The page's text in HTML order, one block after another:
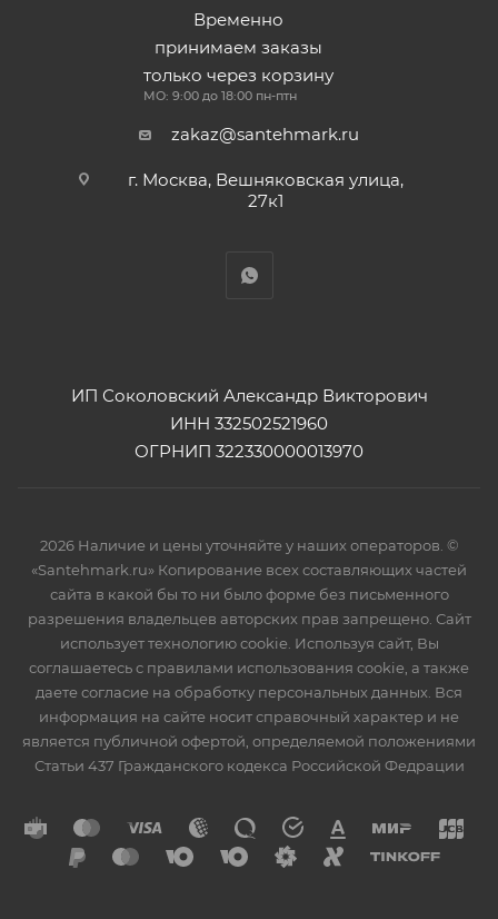
Временно
принимаем заказы
только через корзину
МО: 9:00 до 18:00 пн-птн
zakaz@santehmark.ru
г. Москва, Вешняковская улица,
27к1
ИП Соколовский Александр Викторович
ИНН 332502521960
ОГРНИП 322330000013970
2026 Наличие и цены уточняйте у наших операторов. ©
«Santehmark.ru» Копирование всех составляющих частей
сайта в какой бы то ни было форме без письменного
разрешения владельцев авторских прав запрещено. Сайт
использует технологию cookie. Используя сайт, Вы
соглашаетесь с правилами использования cookie, а также
даете согласие на обработку персональных данных. Вся
информация на сайте носит справочный характер и не
является публичной офертой, определяемой положениями
Статьи 437 Гражданского кодекса Российской Федрации